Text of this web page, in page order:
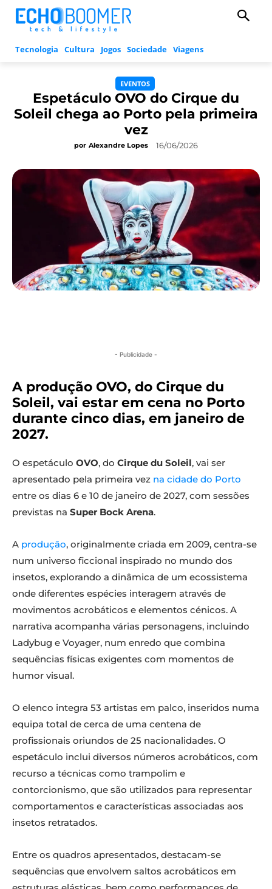
Tecnologia Cultura Jogos Sociedade Viagens
EVENTOS
Espetáculo OVO do Cirque du
Soleil chega ao Porto pela primeira
vez
por Alexandre Lopes 16/06/2026
- Publicidade -
A produção OVO, do Cirque du
Soleil, vai estar em cena no Porto
durante cinco dias, em janeiro de
2027.
O espetáculo OVO, do Cirque du Soleil, vai ser
apresentado pela primeira vez na cidade do Porto
entre os dias 6 e 10 de janeiro de 2027, com sessões
previstas na Super Bock Arena.
A produção, originalmente criada em 2009, centra-se
num universo ficcional inspirado no mundo dos
insetos, explorando a dinâmica de um ecossistema
onde diferentes espécies interagem através de
movimentos acrobáticos e elementos cénicos. A
narrativa acompanha várias personagens, incluindo
Ladybug e Voyager, num enredo que combina
sequências físicas exigentes com momentos de
humor visual.
O elenco integra 53 artistas em palco, inseridos numa
equipa total de cerca de uma centena de
profissionais oriundos de 25 nacionalidades. O
espetáculo inclui diversos números acrobáticos, com
recurso a técnicas como trampolim e
contorcionismo, que são utilizados para representar
comportamentos e características associadas aos
insetos retratados.
Entre os quadros apresentados, destacam-se
sequências que envolvem saltos acrobáticos em